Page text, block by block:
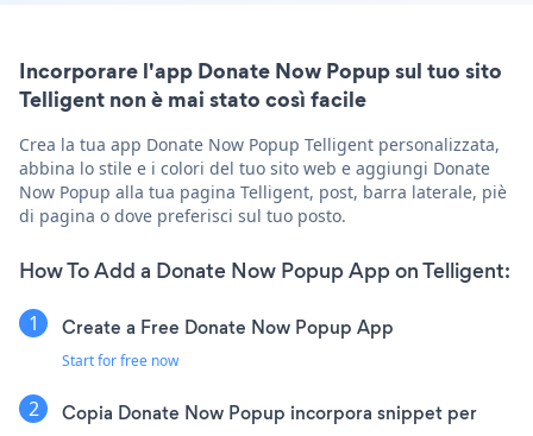
Incorporare l'app Donate Now Popup sul tuo sito
Telligent non è mai stato così facile
Crea la tua app Donate Now Popup Telligent personalizzata,
abbina lo stile e i colori del tuo sito web e aggiungi Donate
Now Popup alla tua pagina Telligent, post, barra laterale, piè
di pagina o dove preferisci sul tuo posto.
How To Add a Donate Now Popup App on Telligent:
Create a Free Donate Now Popup App
Start for free now
Copia Donate Now Popup incorpora snippet per